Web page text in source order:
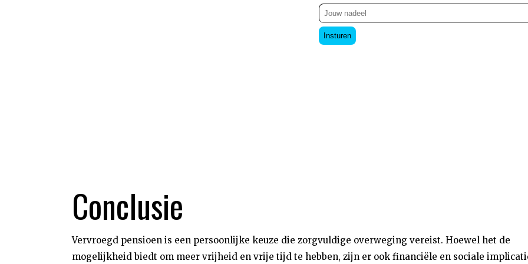
Insturen
Conclusie
Vervroegd pensioen is een persoonlijke keuze die zorgvuldige overweging vereist. Hoewel het de
mogelijkheid biedt om meer vrijheid en vrije tijd te hebben, zijn er ook financiële en sociale